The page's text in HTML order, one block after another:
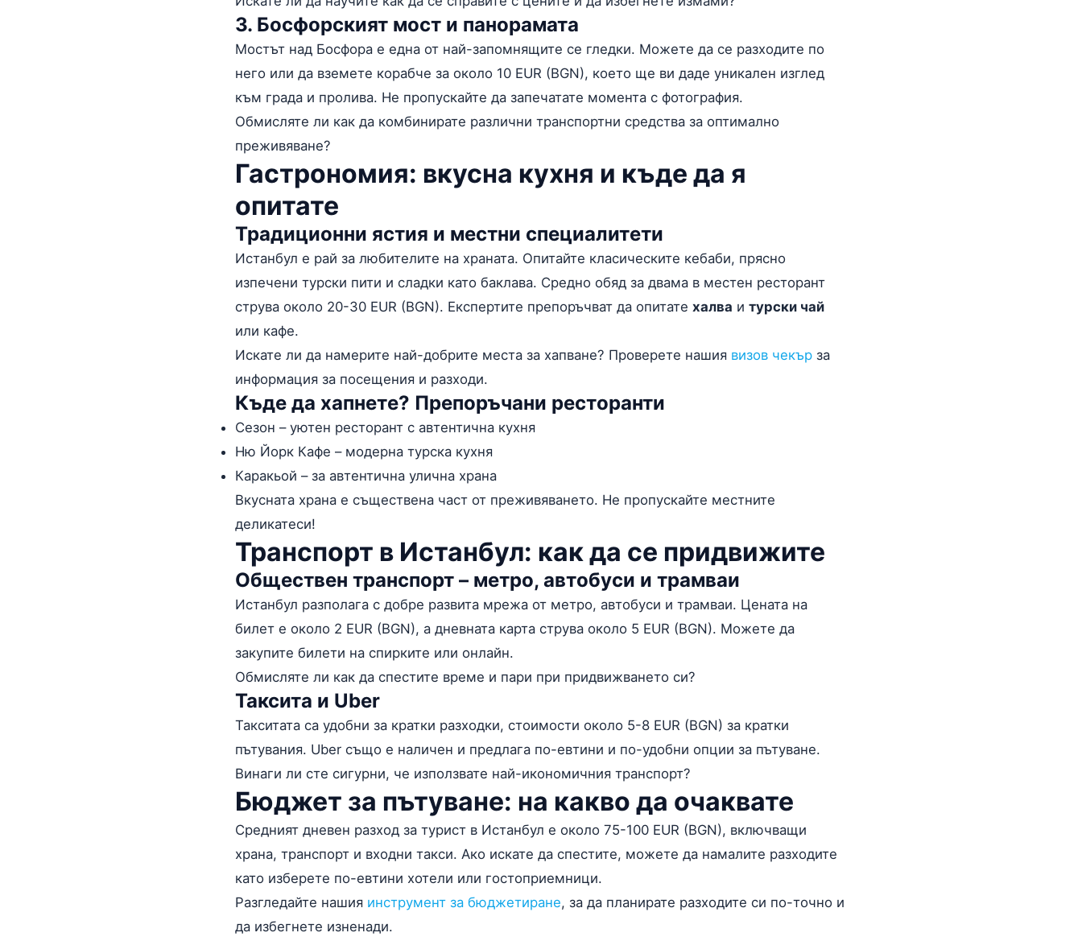
3. Босфорският мост и панорамата
Мостът над Босфора е една от най-запомнящите се гледки. Можете да се разходите по
него или да вземете корабче за около 10 EUR (BGN), което ще ви даде уникален изглед
към града и пролива. Не пропускайте да запечатате момента с фотография.
Обмисляте ли как да комбинирате различни транспортни средства за оптимално
преживяване?
Гастрономия: вкусна кухня и къде да я
опитате
Традиционни ястия и местни специалитети
Истанбул е рай за любителите на храната. Опитайте класическите кебаби, прясно
изпечени турски пити и сладки като баклава. Средно обяд за двама в местен ресторант
струва около 20-30 EUR (BGN). Експертите препоръчват да опитате халва и турски чай
или кафе.
Искате ли да намерите най-добрите места за хапване? Проверете нашия визов чекър за
информация за посещения и разходи.
Къде да хапнете? Препоръчани ресторанти
Сезон – уютен ресторант с автентична кухня
Ню Йорк Кафе – модерна турска кухня
Каракьой – за автентична улична храна
Вкусната храна е съществена част от преживяването. Не пропускайте местните
деликатеси!
Транспорт в Истанбул: как да се придвижите
Обществен транспорт – метро, автобуси и трамваи
Истанбул разполага с добре развита мрежа от метро, автобуси и трамваи. Цената на
билет е около 2 EUR (BGN), а дневната карта струва около 5 EUR (BGN). Можете да
закупите билети на спирките или онлайн.
Обмисляте ли как да спестите време и пари при придвижването си?
Таксита и Uber
Такситата са удобни за кратки разходки, стоимости около 5-8 EUR (BGN) за кратки
пътувания. Uber също е наличен и предлага по-евтини и по-удобни опции за пътуване.
Винаги ли сте сигурни, че използвате най-икономичния транспорт?
Бюджет за пътуване: на какво да очаквате
Средният дневен разход за турист в Истанбул е около 75-100 EUR (BGN), включващи
храна, транспорт и входни такси. Ако искате да спестите, можете да намалите разходите
като изберете по-евтини хотели или гостоприемници.
Разгледайте нашия инструмент за бюджетиране, за да планирате разходите си по-точно и
да избегнете изненади.